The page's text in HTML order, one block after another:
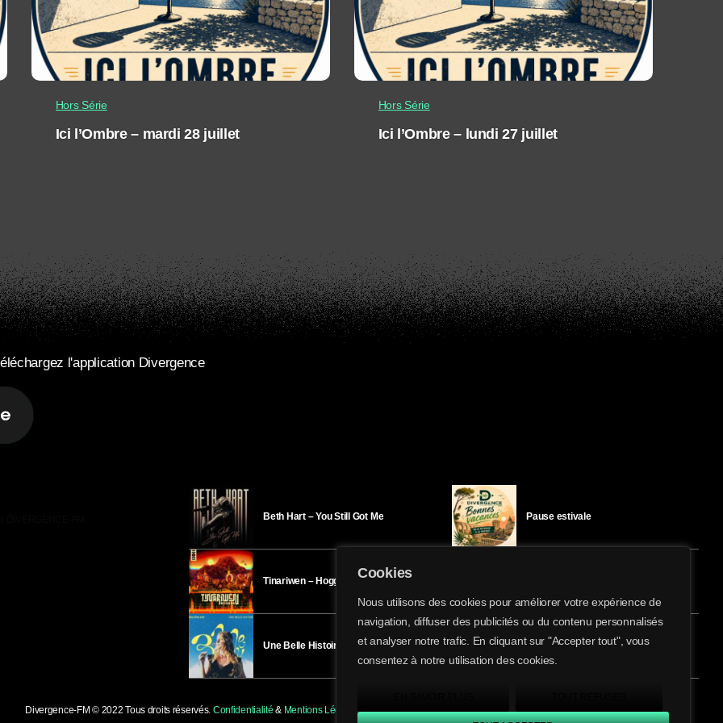
Cookies
Nous utilisons des cookies pour améliorer votre expérience de
navigation, diffuser des publicités ou du contenu personnalisés
et analyser notre trafic. En cliquant sur "Accepter tout", vous
consentez à notre utilisation des cookies.
share
email
Hors Série
Ici l’Ombre – mardi 28 juillet
Hors Série
Ici l’Ombre – lundi 27 juillet
l'application Divergence
Beth Hart – You Still Got Me
Tinariwen – Hoggar
Une Belle Histoire – Héloïse Bay
Pause estivale
Ici l’Ombre – mardi 28 juillet
Divergence-FM © 2022 Tous droits réservés. Confidentialité & Mentions Légales.